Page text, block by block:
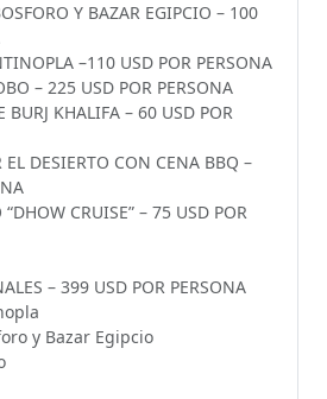
Y BAZAR EGIPCIO – 100
–110 USD POR PERSONA
– 225 USD POR PERSONA
BURJ KHALIFA – 60 USD POR
EL DESIERTO CON CENA BBQ –
CRUISE” – 75 USD POR
– 399 USD POR PERSONA
y Bazar Egipcio